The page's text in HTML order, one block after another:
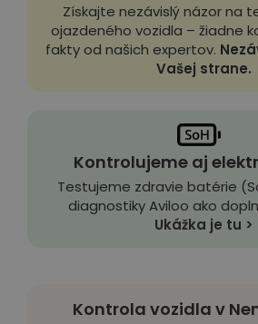
Získajte nezávislý názor na
ojazdeného vozidla – žiadne
fakty od našich expertov.
Vašej strane.
Kontrolujeme aj
Testujeme zdravie batérie
diagnostiky Aviloo ako
Ukážka je tu >
Kontrola vozidla v